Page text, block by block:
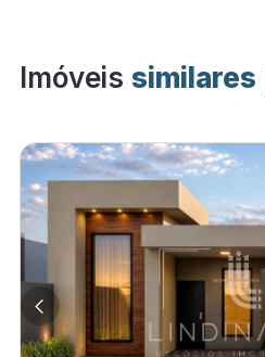
Imóveis similares